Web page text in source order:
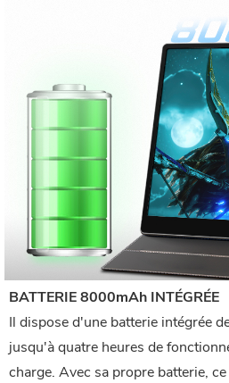
BATTERIE 8000mAh INTÉGRÉE
Il dispose d'une batterie intégrée
jusqu'à quatre heures de
charge. Avec sa propre batterie,